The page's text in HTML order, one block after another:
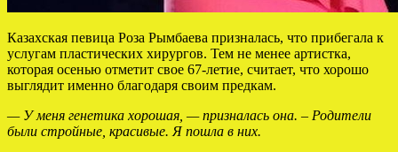
Казахская певица Роза Рымбаева призналась, что прибегала к
услугам пластических хирургов. Тем не менее артистка,
которая осенью отметит свое 67-летие, считает, что хорошо
выглядит именно благодаря своим предкам.
— У меня генетика хорошая, — призналась она. – Родители
были стройные, красивые. Я пошла в них.